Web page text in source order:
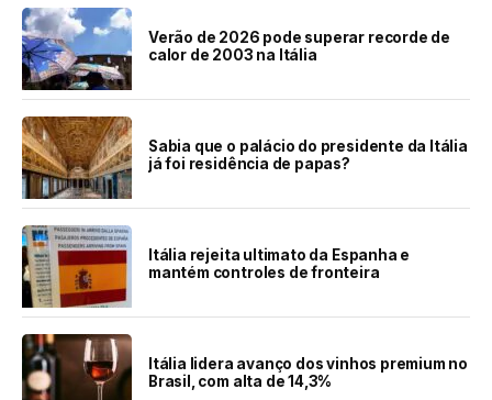
Verão de 2026 pode superar recorde de
calor de 2003 na Itália
Sabia que o palácio do presidente da Itália
já foi residência de papas?
Itália rejeita ultimato da Espanha e
mantém controles de fronteira
Itália lidera avanço dos vinhos premium no
Brasil, com alta de 14,3%